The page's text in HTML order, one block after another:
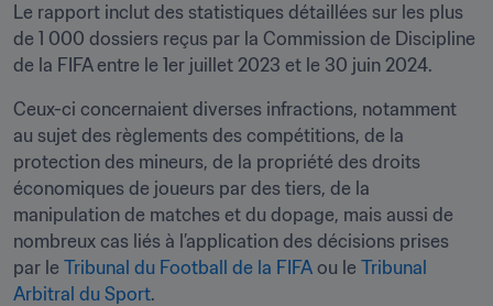
Le rapport inclut des statistiques détaillées sur les plus
de 1 000 dossiers reçus par la Commission de Discipline
de la FIFA entre le 1er juillet 2023 et le 30 juin 2024.
Ceux-ci concernaient diverses infractions, notamment
au sujet des règlements des compétitions, de la
protection des mineurs, de la propriété des droits
économiques de joueurs par des tiers, de la
manipulation de matches et du dopage, mais aussi de
nombreux cas liés à l’application des décisions prises
par le Tribunal du Football de la FIFA ou le Tribunal
Arbitral du Sport.